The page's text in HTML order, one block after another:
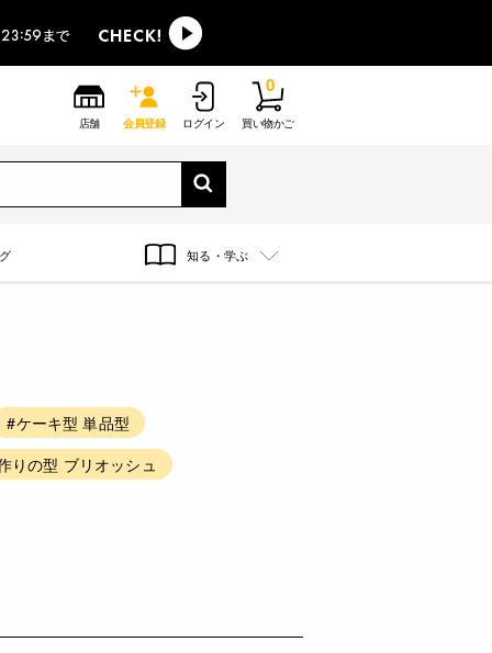
店舗 会員登録 ログイン 買い物かご
0
知る・学ぶ
#ケーキ型 単品型
りの型 ブリオッシュ